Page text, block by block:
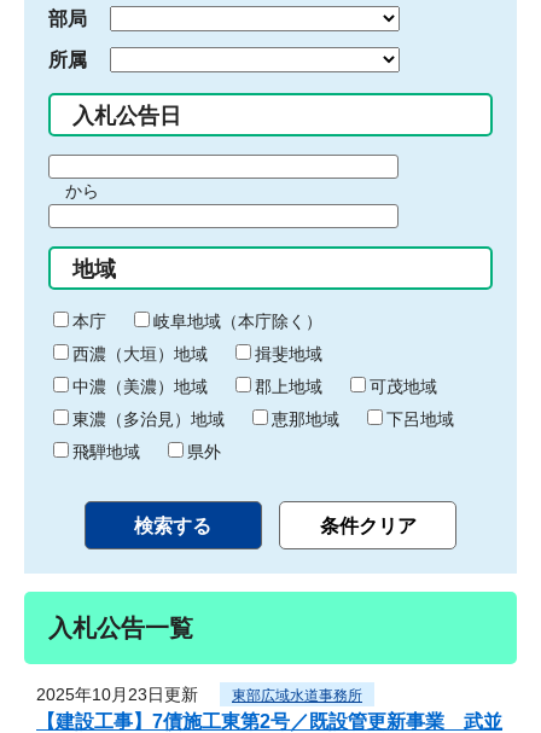
部局
所属
入札公告日
間
始
り
から
間
終
わ
り
地域
本庁
岐阜地域（本庁除く）
西濃（大垣）地域
揖斐地域
中濃（美濃）地域
郡上地域
可茂地域
東濃（多治見）地域
恵那地域
下呂地域
飛騨地域
県外
入札公告一覧
2025年10月23日更新 東部広域水道事務所
【建設工事】7債施工東第2号／既設管更新事業 武並